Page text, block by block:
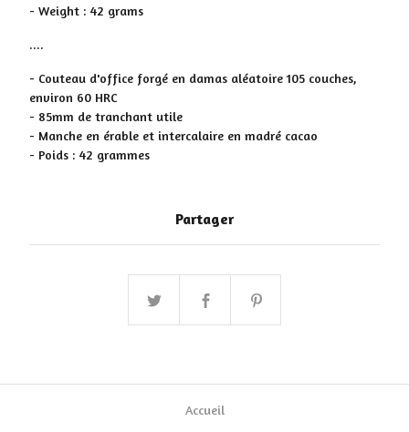
- Weight : 42 grams
....
- Couteau d'office forgé en damas aléatoire 105 couches,
environ 60 HRC
- 85mm de tranchant utile
- Manche en érable et intercalaire en madré cacao
- Poids : 42 grammes
Partager
Accueil